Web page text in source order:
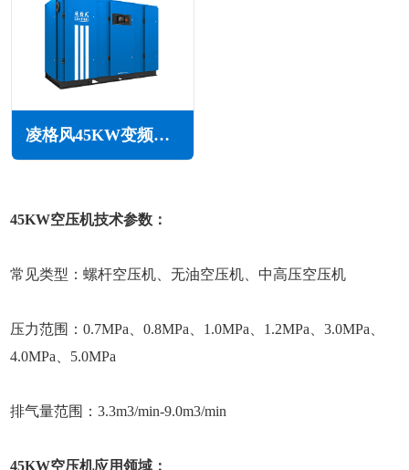
凌格风45KW变频空压机LSV系列
45KW空压机技术参数：
常见类型：螺杆空压机、无油空压机、中高压空压机
压力范围：0.7MPa、0.8MPa、1.0MPa、1.2MPa、3.0MPa、
4.0MPa、5.0MPa
排气量范围：3.3m3/min-9.0m3/min
45KW空压机应用领域：